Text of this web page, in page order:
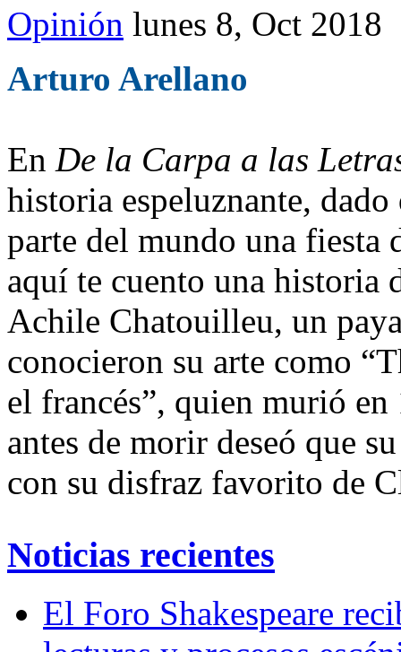
Opinión lunes 8, Oct 2018
Arturo Arellano
En De la Carpa a las
historia espeluznante, dado
parte del mundo una fiesta
aquí te cuento una historia
Achile Chatouilleu, un
conocieron su arte como
el francés”, quien murió
antes de morir deseó que
con su disfraz favorito de
Noticias recientes
El Foro Shakespeare